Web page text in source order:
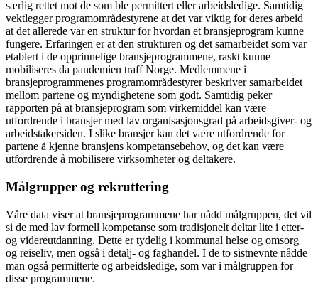
særlig rettet mot de som ble permittert eller arbeidsledige. Samtidig
vektlegger programområdestyrene at det var viktig for deres arbeid
at det allerede var en struktur for hvordan et bransjeprogram kunne
fungere. Erfaringen er at den strukturen og det samarbeidet som var
etablert i de opprinnelige bransjeprogrammene, raskt kunne
mobiliseres da pandemien traff Norge. Medlemmene i
bransjeprogrammenes programområdestyrer beskriver samarbeidet
mellom partene og myndighetene som godt. Samtidig peker
rapporten på at bransjeprogram som virkemiddel kan være
utfordrende i bransjer med lav organisasjonsgrad på arbeidsgiver- og
arbeidstakersiden. I slike bransjer kan det være utfordrende for
partene å kjenne bransjens kompetansebehov, og det kan være
utfordrende å mobilisere virksomheter og deltakere.
Målgrupper og rekruttering
Våre data viser at bransjeprogrammene har nådd målgruppen, det vil
si de med lav formell kompetanse som tradisjonelt deltar lite i etter-
og videreutdanning. Dette er tydelig i kommunal helse og omsorg
og reiseliv, men også i detalj- og faghandel. I de to sistnevnte nådde
man også permitterte og arbeidsledige, som var i målgruppen for
disse programmene.